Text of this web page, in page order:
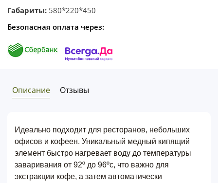
Габариты: 580*220*450
Безопасная оплата через:
Описание Отзывы
Идеально подходит для ресторанов, небольших
офисов и кофеен. Уникальный медный кипящий
элемент быстро нагревает воду до температуры
заваривания от 92º до 96ºc, что важно для
экстракции кофе, а затем автоматически